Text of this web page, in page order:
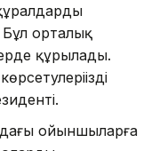
Бұл орталық
құрылады.
ойыншыларға